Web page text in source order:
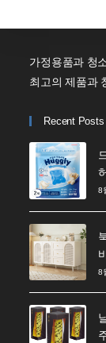
가정용품과 청
최고의 제품과
Recent Posts
8
8